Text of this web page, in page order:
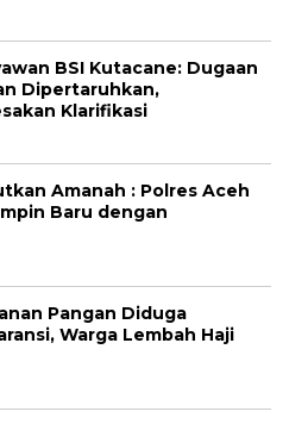
BSI Kutacane: Dugaan
Dipertaruhkan,
Klarifikasi
Amanah : Polres Aceh
Baru dengan
Pangan Diduga
Warga Lembah Haji